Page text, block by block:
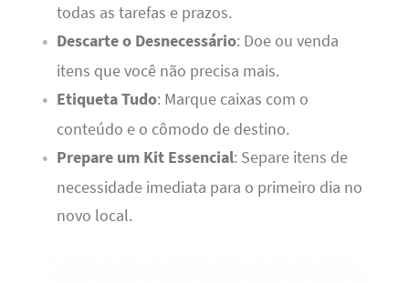
todas as tarefas e prazos.
Descarte o Desnecessário: Doe ou venda
itens que você não precisa mais.
Etiqueta Tudo: Marque caixas com o
conteúdo e o cômodo de destino.
Prepare um Kit Essencial: Separe itens de
necessidade imediata para o primeiro dia no
novo local.